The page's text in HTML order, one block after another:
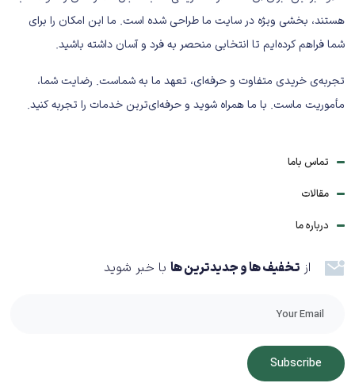
هستند، بخشی ویژه در سایت ما طراحی شده است. ما این امکان را برای
شما فراهم کرده‌ایم تا انتخابی منحصر به فرد و آسان داشته باشید.
تجربه‌ی خریدی متفاوت و حرفه‌ای، تعهد ما به شماست. رضایت شما،
مأموریت ماست. با ما همراه شوید و حرفه‌ای‌ترین خدمات را تجربه کنید.
تماس باما
مقالات
درباره ما
از تخفیف ها و جدیدترین ها با خبر شوید
Subscribe